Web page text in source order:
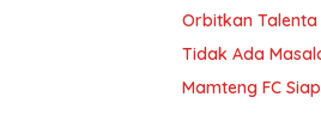
Orbitkan Talenta
Tidak Ada
Mamteng FC